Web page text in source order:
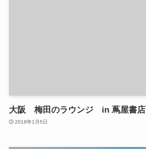
大阪 梅田のラウンジ in 蔦屋書店
2018年1月5日